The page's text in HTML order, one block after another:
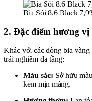
Bia Sói 8.6 Black
2. Đặc điểm hương vị
Khác với các dòng bia
trải nghiệm đa tầng:
Màu sắc: Sở hữu
kem mịn màng.